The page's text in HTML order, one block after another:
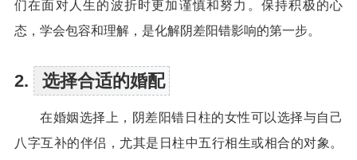
们在面对人生的波折时更加谨慎和努力。保持积极的心
态，学会包容和理解，是化解阴差阳错影响的第一步。
2. 选择合适的婚配
在婚姻选择上，阴差阳错日柱的女性可以选择与自己
八字互补的伴侣，尤其是日柱中五行相生或相合的对象。